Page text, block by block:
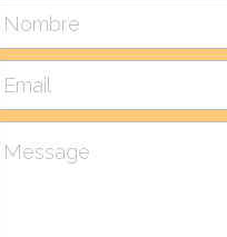
Nombre
Email
Message